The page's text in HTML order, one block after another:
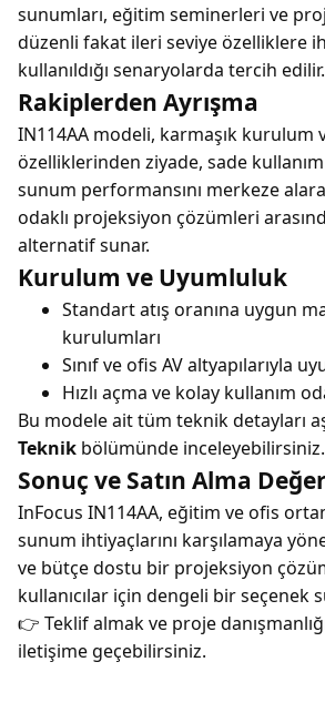
sunumları, eğitim seminerleri ve
düzenli fakat ileri seviye özelliklere
kullanıldığı senaryolarda tercih edilir.
Rakiplerden Ayrışma
IN114AA modeli, karmaşık kurulum
özelliklerinden ziyade, sade
sunum performansını merkeze
odaklı projeksiyon çözümleri
alternatif sunar.
Kurulum ve Uyumluluk
Standart atış oranına uygun
kurulumları
Sınıf ve ofis AV altyapılarıyla
Hızlı açma ve kolay kullanım
Bu modele ait tüm teknik detayları
Teknik bölümünde inceleyebilirsiniz.
Sonuç ve Satın Alma
InFocus IN114AA, eğitim ve ofis
sunum ihtiyaçlarını karşılamaya
ve bütçe dostu bir projeksiyon
kullanıcılar için dengeli bir seçenek
👉 Teklif almak ve proje
iletişime geçebilirsiniz.